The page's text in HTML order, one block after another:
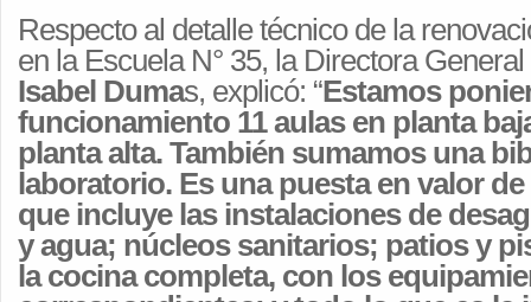
Respecto al detalle técnico de la
en la Escuela N° 35, la Directora
Isabel Dumas, explicó: “Estamos
funcionamiento 11 aulas en planta
planta alta. También sumamos una
laboratorio. Es una puesta en valor
que incluye las instalaciones de
y agua; núcleos sanitarios; patios y
la cocina completa, con los